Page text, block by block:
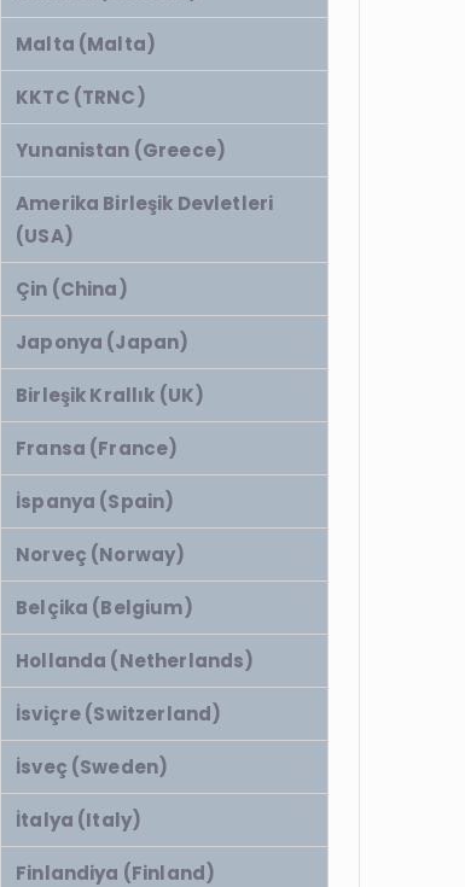
Malta (Malta)
KKTC (TRNC)
Yunanistan (Greece)
Amerika Birleşik Devletleri
(USA)
Çin (China)
Japonya (Japan)
Birleşik Krallık (UK)
Fransa (France)
İspanya (Spain)
Norveç (Norway)
Belçika (Belgium)
Hollanda (Netherlands)
İsviçre (Switzerland)
İsveç (Sweden)
İtalya (Italy)
Finlandiya (Finland)